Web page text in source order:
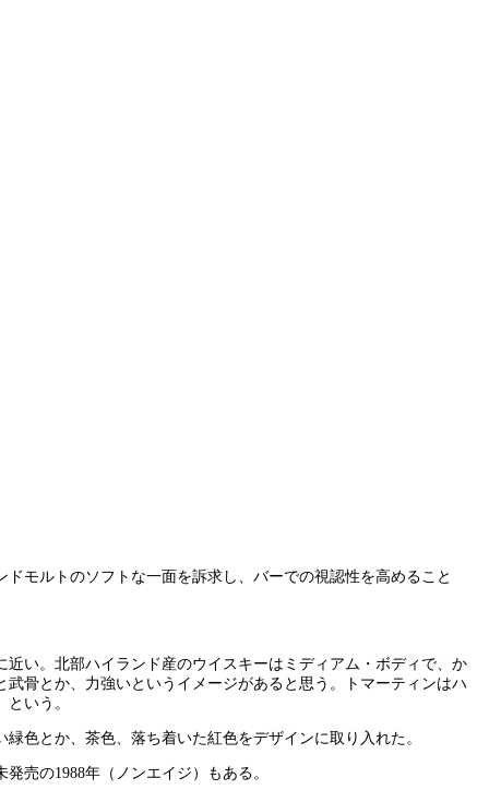
モルトのソフトな一面を訴求し、バーでの視認性を高めること
い。北部ハイランド産のウイスキーはミディアム・ボディで、か
骨とか、力強いというイメージがあると思う。トマーティンはハ
いう。
色とか、茶色、落ち着いた紅色をデザインに取り入れた。
売の1988年（ノンエイジ）もある。